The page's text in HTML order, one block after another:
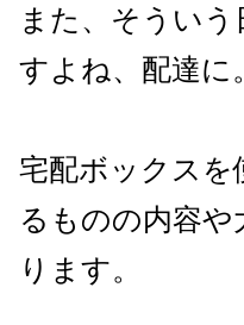
また、そうい
すよね、配達に。
宅配ボックス
るものの内容
ります。